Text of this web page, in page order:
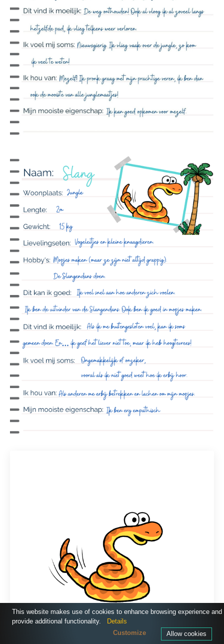
This website makes use of cookies to enhance browsing experience and
provide additional functionality.
Details
Allow cookies
Customize